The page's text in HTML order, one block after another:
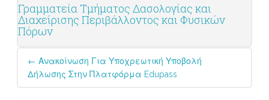
Γραμματεία Τμήματος Δασολογίας και
Διαχείρισης Περιβάλλοντος και Φυσικών
Πόρων
Post
navigation
← Ανακοίνωση Για Υποχρεωτική Υποβολή
Δήλωσης Στην Πλατφόρμα Edupass